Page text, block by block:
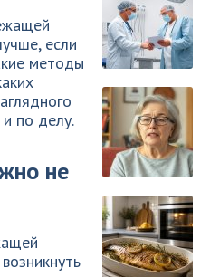
если
методы
по делу.
не